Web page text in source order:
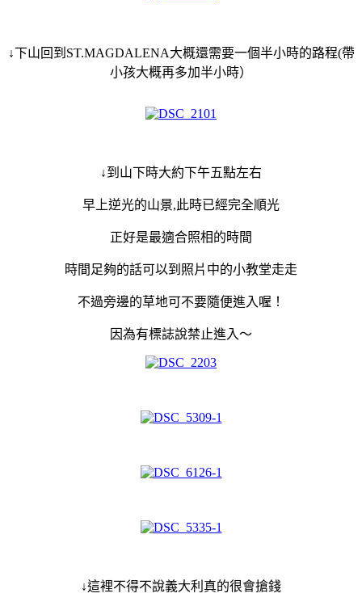
↓下山回到ST.MAGDALENA大概還需要一個半小時的路程(帶
小孩大概再多加半小時）
↓到山下時大約下午五點左右
早上逆光的山景,此時已經完全順光
正好是最適合照相的時間
時間足夠的話可以到照片中的小教堂走走
不過旁邊的草地可不要隨便進入喔！
因為有標誌說禁止進入～
↓這裡不得不說義大利真的很會搶錢